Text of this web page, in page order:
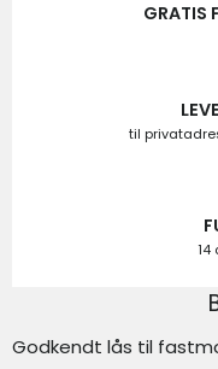
GRATIS
til
14
Godkendt lås til